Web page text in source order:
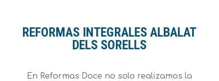
REFORMAS INTEGRALES ALBALAT
DELS SORELLS
En Reformas Doce no solo realizamos la